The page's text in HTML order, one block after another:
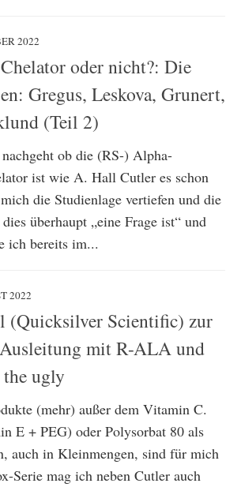
2022
oder nicht?: Die
Gregus, Leskova, Grunert,
(Teil 2)
ob die (RS-) Alpha-
ist wie A. Hall Cutler es schon
die Studienlage vertiefen und die
überhaupt „eine Frage ist“ und
ich bereits im...
2022
(Quicksilver Scientific) zur
mit R-ALA und
ugly
(mehr) außer dem Vitamin C.
E + PEG) oder Polysorbat 80 als
auch in Kleinmengen, sind für mich
Serie mag ich neben Cutler auch